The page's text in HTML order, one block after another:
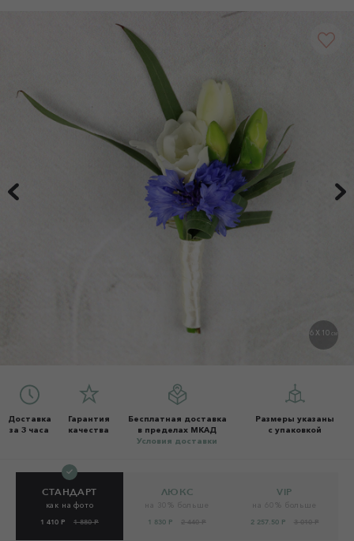
6 X 10 СМ
Доставка
за 3 часа
Гарантия
качества
Бесплатная доставка
в пределах МКАД
Условия доставки
Размеры указаны
с упаковкой
СТАНДАРТ
как на фото
1 410 Р 1 880 Р
ЛЮКС
1 830 Р 2 440 Р
VIP
2 257.50 Р 3 010 Р